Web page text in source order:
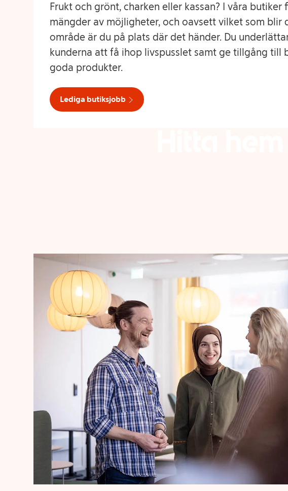
Frukt och grönt, charken eller kassan? I våra butiker
mängder av möjligheter, och oavsett vilket som blir
område är du på plats där det händer. Du
kunderna att få ihop livspusslet samt ge tillgång till
goda produkter.
Lediga butiksjobb